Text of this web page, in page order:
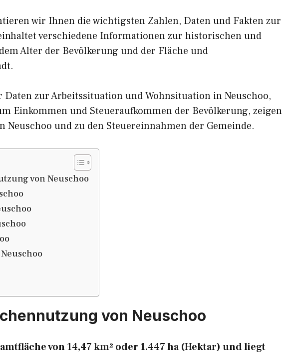
wir Ihnen die wichtigsten Zahlen, Daten und Fakten zur
verschiedene Informationen zur historischen und
Alter der Bevölkerung und der Fläche und
zur Arbeitssituation und Wohnsituation in Neuschoo,
Einkommen und Steueraufkommen der Bevölkerung, zeigen
Neuschoo und zu den Steuereinnahmen der Gemeinde.
von Neuschoo
von Neuschoo
von 14,47 km² oder 1.447 ha (Hektar) und liegt